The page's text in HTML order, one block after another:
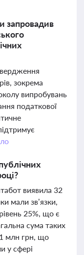
запровадив
зокрема
випробувань
податкової
виявила 32
мали зв’язки,
25%, що є
сума таких
млн грн, що
у сфері